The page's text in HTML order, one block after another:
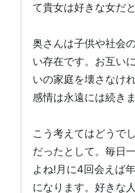
て貴女は好きな女だ
奥さんは子供や社会
い存在です。お互い
いの家庭を壊さなけ
感情は永遠には続き
こう考えてはどうで
だったとして。毎日
よね!月に4回会えば
になります。好きな